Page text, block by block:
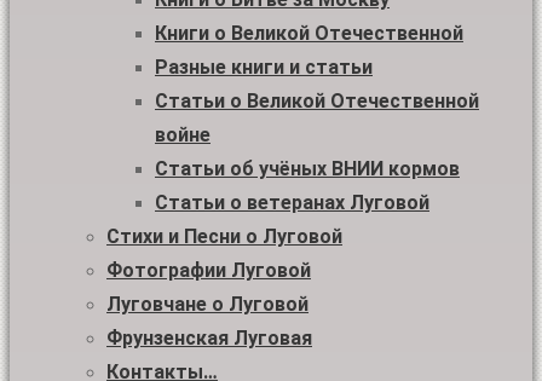
Книги о Великой Отечественной
Разные книги и статьи
Статьи о Великой Отечественной
войне
Статьи об учёных ВНИИ кормов
Статьи о ветеранах Луговой
Стихи и Песни о Луговой
Фотографии Луговой
Луговчане о Луговой
Фрунзенская Луговая
Контакты…